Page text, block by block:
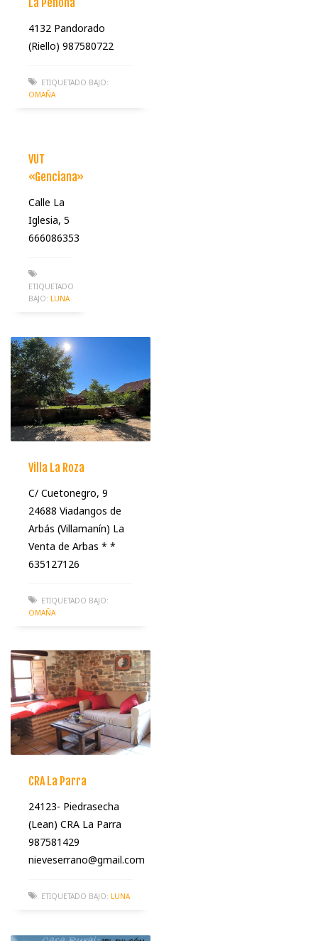
4132 Pandorado
(Riello) 987580722
ETIQUETADO BAJO:
OMAÑA
VUT
«Genciana»
Calle La
Iglesia, 5
666086353
ETIQUETADO
BAJO: LUNA
Villa La Roza
C/ Cuetonegro, 9
24688 Viadangos de
Arbás (Villamanín) La
Venta de Arbas * *
635127126
ETIQUETADO BAJO:
OMAÑA
CRA La Parra
24123- Piedrasecha
(Lean) CRA La Parra
987581429
nieveserrano@gmail.com
ETIQUETADO BAJO: LUNA